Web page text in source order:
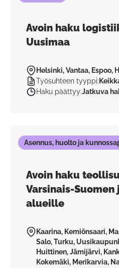
Avoin haku
Uusimaa
Helsinki, Vantaa, Espoo,
Työsuhteen tyyppi:
Haku päättyy:Jatkuva
Asennus, huolto ja
Avoin haku
Varsinais-Suomen
alueille
Kaarina, Kemiönsaari,
Salo, Turku,
Huittinen, Jämijärvi,
Kokemäki, Merikarvia,